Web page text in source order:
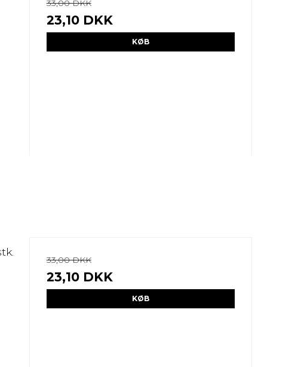
33,00 DKK
23,10 DKK
KØB
33,00 DKK
23,10 DKK
KØB